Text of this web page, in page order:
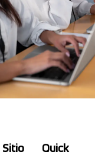
Sitio Quick